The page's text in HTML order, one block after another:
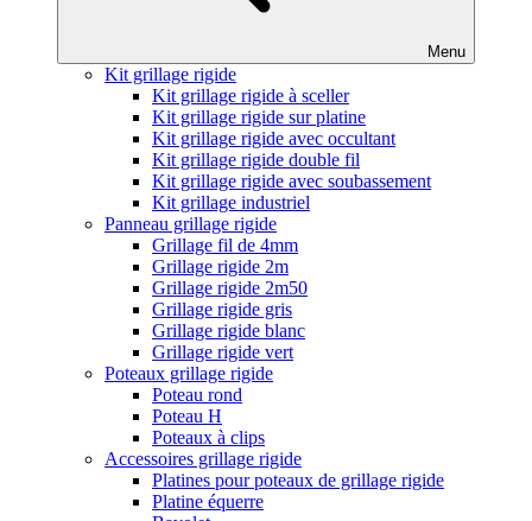
Menu
Kit grillage rigide
Kit grillage rigide à sceller
Kit grillage rigide sur platine
Kit grillage rigide avec occultant
Kit grillage rigide double fil
Kit grillage rigide avec soubassement
Kit grillage industriel
Panneau grillage rigide
Grillage fil de 4mm
Grillage rigide 2m
Grillage rigide 2m50
Grillage rigide gris
Grillage rigide blanc
Grillage rigide vert
Poteaux grillage rigide
Poteau rond
Poteau H
Poteaux à clips
Accessoires grillage rigide
Platines pour poteaux de grillage rigide
Platine équerre